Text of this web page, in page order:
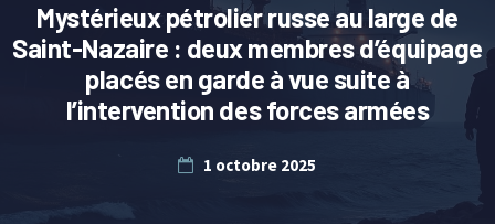
Mystérieux pétrolier russe au large de
Saint-Nazaire : deux membres d’équipage
placés en garde à vue suite à
l’intervention des forces armées
1 octobre 2025